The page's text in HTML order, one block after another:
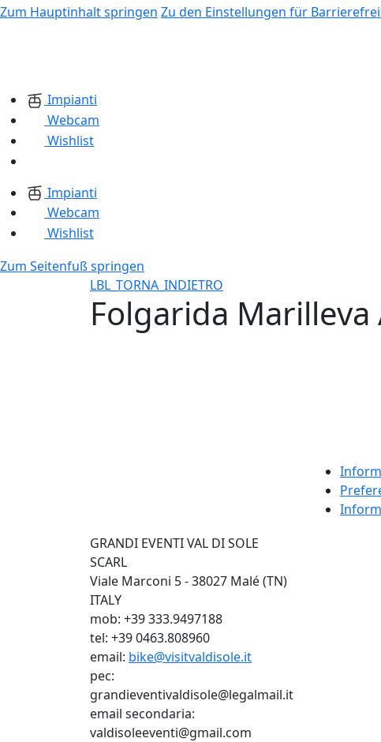
Zum Hauptinhalt springen Zu den Einstellungen für
Impianti
Webcam
Wishlist
Impianti
Webcam
Wishlist
Zum Seitenfuß springen
LBL_TORNA_INDIETRO
Folgarida Marilleva
GRANDI EVENTI VAL DI SOLE
SCARL
Viale Marconi 5 - 38027 Malé (TN)
ITALY
mob: +39 333.9497188
tel: +39 0463.808960
email: bike@visitvaldisole.it
pec:
grandieventivaldisole@legalmail.it
email secondaria:
valdisoleeventi@gmail.com